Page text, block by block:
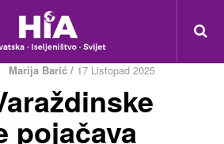
Marija Barić / 17 Listopad 2025
pojačava